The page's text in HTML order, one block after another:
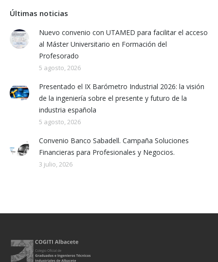
Últimas noticias
Nuevo convenio con UTAMED para facilitar el acceso
al Máster Universitario en Formación del
Profesorado
5 agosto, 2026
Presentado el IX Barómetro Industrial 2026: la visión
de la ingeniería sobre el presente y futuro de la
industria española
5 agosto, 2026
Convenio Banco Sabadell. Campaña Soluciones
Financieras para Profesionales y Negocios.
3 julio, 2026